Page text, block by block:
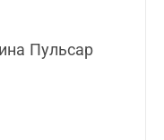
Пульсар